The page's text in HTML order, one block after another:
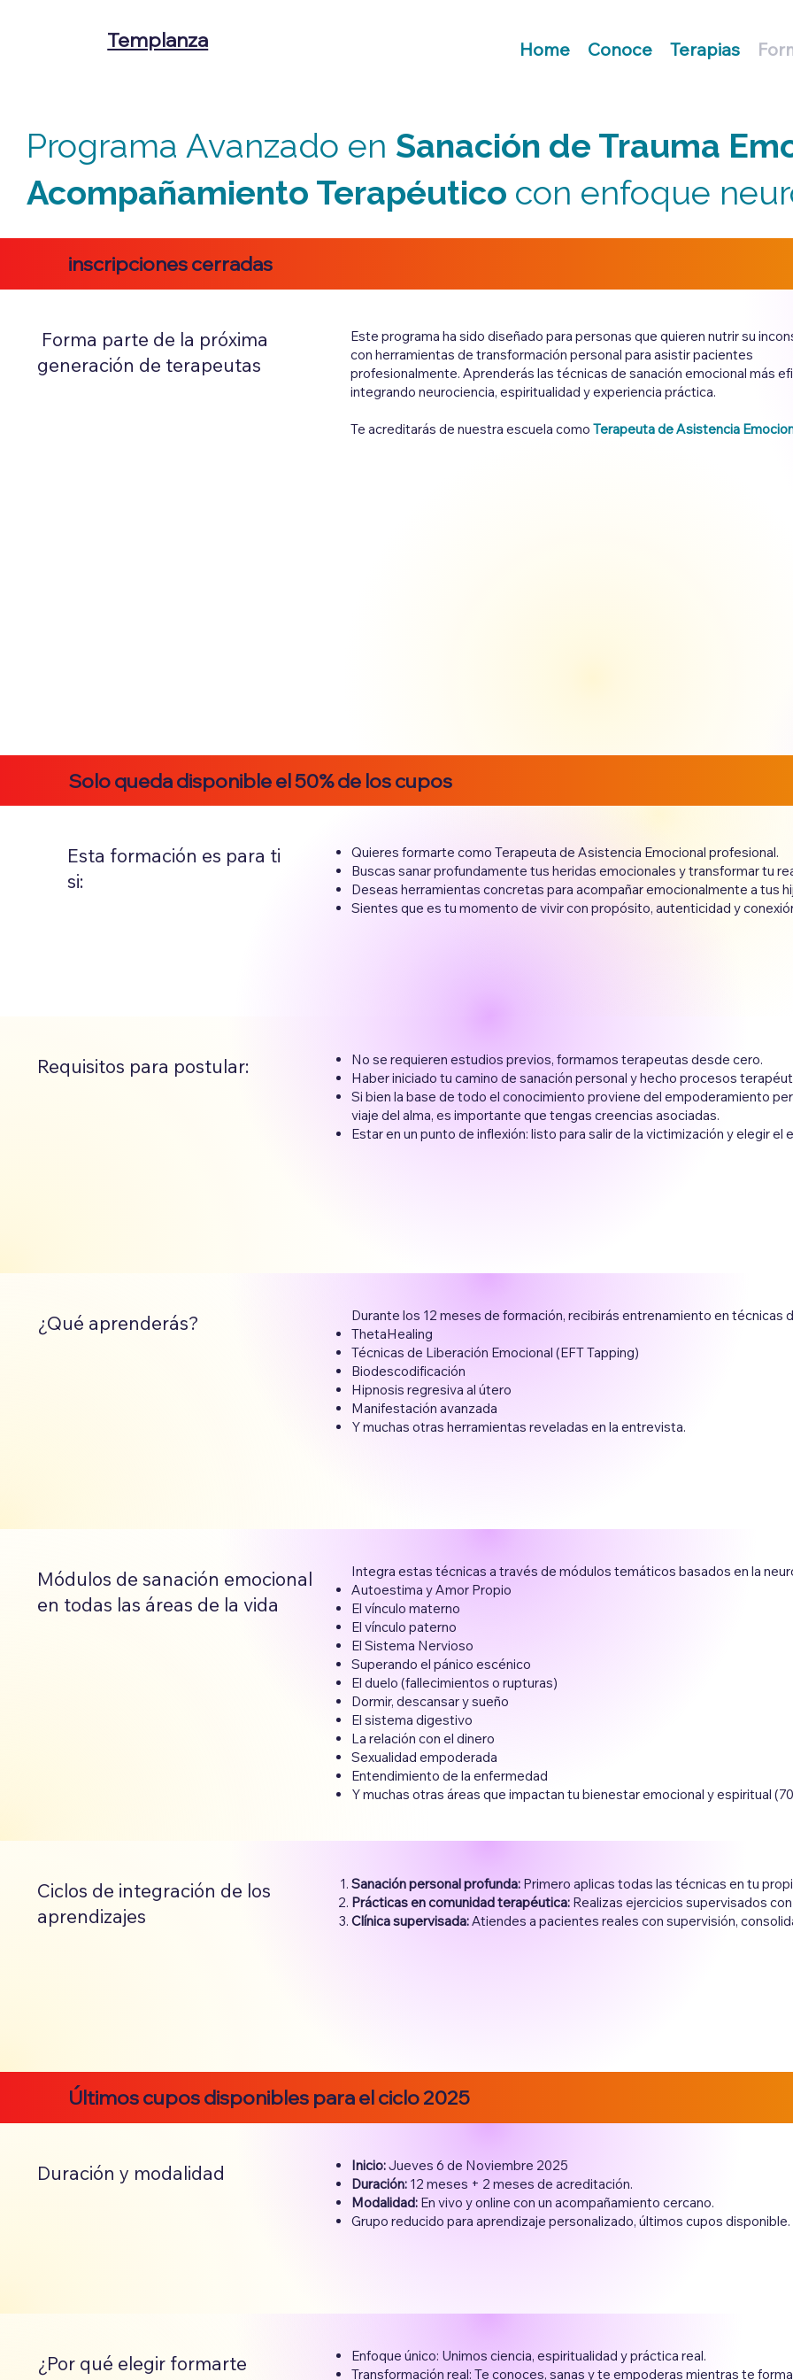
Templanza Home Conoce Terapias
Programa Avanzado en Sanación de Trauma
Acompañamiento Terapéutico con enfoque
inscripciones cerradas
Forma parte de la próxima
generación de terapeutas
Este programa ha sido diseñado para personas que quieren nutrir su
con herramientas de transformación personal para asistir pacientes
profesionalmente. Aprenderás las técnicas de sanación emocional más
integrando neurociencia, espiritualidad y experiencia práctica.
Te acreditarás de nuestra escuela comoTerapeuta de Asistencia
Solo queda disponible el 50% de los cupos
Esta formación es para ti
si:
Quieres formarte como Terapeuta de Asistencia Emocional profesional.
Buscas sanar profundamente tus heridas emocionales y transformar tu
Deseas herramientas concretas para acompañar emocionalmente a tus
Sientes que es tu momento de vivir con propósito, autenticidad y
Requisitos para postular:
No se requieren estudios previos, formamos terapeutas desde cero.
Haber iniciado tu camino de sanación personal y hecho procesos
Si bien la base de todo el conocimiento proviene del empoderamiento
viaje del alma, es importante que tengas creencias asociadas.
Estar en un punto de inflexión: listo para salir de la victimización y elegir el
¿Qué aprenderás?
Durante los 12 meses de formación, recibirás entrenamiento en técnicas
ThetaHealing
Técnicas de Liberación Emocional (EFT Tapping)
Biodescodificación
Hipnosis regresiva al útero
Manifestación avanzada
Y muchas otras herramientas reveladas en la entrevista.
Módulos de sanación emocional
en todas las áreas de la vida
Integra estas técnicas a través de módulos temáticos basados en la
Autoestima y Amor Propio
El vínculo materno
El vínculo paterno
⁠El Sistema Nervioso
⁠Superando el pánico escénico
⁠El duelo (fallecimientos o rupturas)
⁠Dormir, descansar y sueño
⁠El sistema digestivo
⁠La relación con el dinero
⁠Sexualidad empoderada
⁠Entendimiento de la enfermedad
Y muchas otras áreas que impactan tu bienestar emocional y espiritual
Ciclos de integración de los
aprendizajes
Sanación personal profunda: Primero aplicas todas las técnicas en tu
Prácticas en comunidad terapéutica:Realizas ejercicios supervisados
Clínica supervisada:Atiendes a pacientes reales con supervisión,
Últimos cupos disponibles para el ciclo 2025
Duración y modalidad Inicio:Jueves 6 de Noviembre 2025
Duración:12 meses + 2 meses de acreditación.
Modalidad: En vivo y online con un acompañamiento cercano.
Grupo reducido para aprendizaje personalizado, últimos cupos disponible.
¿Por qué elegir formarte
Enfoque único: Unimos ciencia, espiritualidad y práctica real.
Transformación real: Te conoces, sanas y te empoderas mientras te